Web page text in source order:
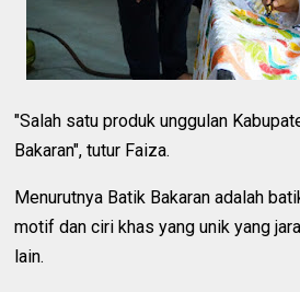
"Salah satu produk unggulan
Bakaran", tutur Faiza.
Menurutnya Batik Bakaran adalah
motif dan ciri khas yang unik yang
lain.